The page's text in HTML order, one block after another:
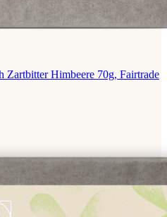
Himbeere 70g, Fairtrade